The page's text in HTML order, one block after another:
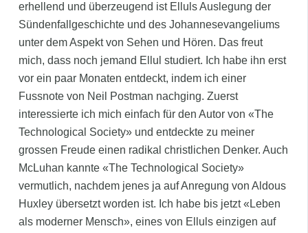
erhellend und überzeugend ist Elluls Auslegung der
Sündenfallgeschichte und des Johannesevangeliums
unter dem Aspekt von Sehen und Hören. Das freut
mich, dass noch jemand Ellul studiert. Ich habe ihn erst
vor ein paar Monaten entdeckt, indem ich einer
Fussnote von Neil Postman nachging. Zuerst
interessierte ich mich einfach für den Autor von «The
Technological Society» und entdeckte zu meiner
grossen Freude einen radikal christlichen Denker. Auch
McLuhan kannte «The Technological Society»
vermutlich, nachdem jenes ja auf Anregung von Aldous
Huxley übersetzt worden ist. Ich habe bis jetzt «Leben
als moderner Mensch», eines von Elluls einzigen auf